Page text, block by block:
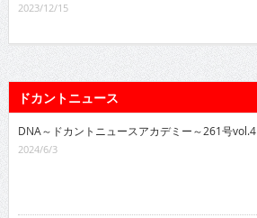
2023/12/15
ドカントニュース
DNA～ドカントニュースアカデミー～261号vol.4
2024/6/3